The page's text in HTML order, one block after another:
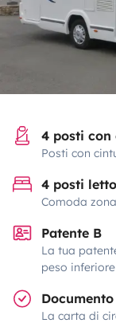
4 posti con
Posti con
4 posti letto
Comoda
Patente B
La tua
peso
La carta di